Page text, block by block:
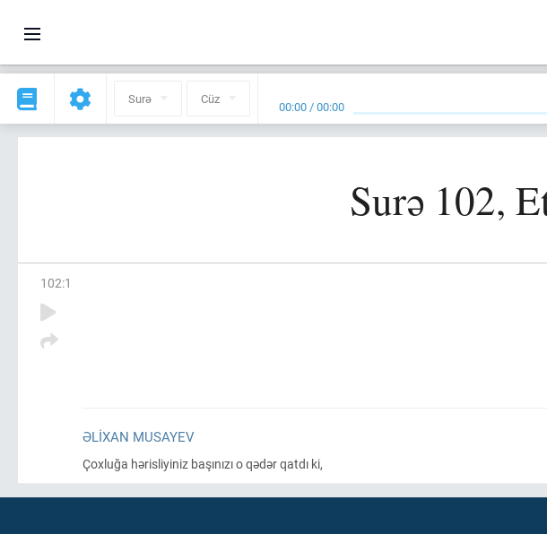
Surə Cüz 00:00 /00:00
Surə 102,
102:1
ƏLIXAN MUSAYEV
Çoxluğa hərisliyiniz başınızı o qədər qatdı ki,